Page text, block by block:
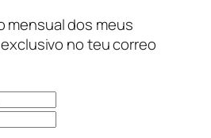
mensual dos meus
no teu correo